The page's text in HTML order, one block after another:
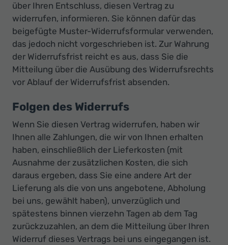
über Ihren Entschluss, diesen Vertrag zu
widerrufen, informieren. Sie können dafür das
beigefügte Muster-Widerrufsformular verwenden,
das jedoch nicht vorgeschrieben ist. Zur Wahrung
der Widerrufsfrist reicht es aus, dass Sie die
Mitteilung über die Ausübung des Widerrufsrechts
vor Ablauf der Widerrufsfrist absenden.
Folgen des Widerrufs
Wenn Sie diesen Vertrag widerrufen, haben wir
Ihnen alle Zahlungen, die wir von Ihnen erhalten
haben, einschließlich der Lieferkosten (mit
Ausnahme der zusätzlichen Kosten, die sich
daraus ergeben, dass Sie eine andere Art der
Lieferung als die von uns angebotene, Abholung
bei uns, gewählt haben), unverzüglich und
spätestens binnen vierzehn Tagen ab dem Tag
zurückzuzahlen, an dem die Mitteilung über Ihren
Widerruf dieses Vertrags bei uns eingegangen ist.